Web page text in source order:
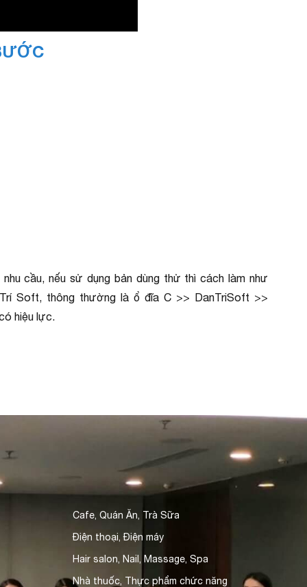
cầu, nếu sử dụng bản dùng thử thì cách làm như
Soft, thông thường là ổ đĩa C >> DanTriSoft >>
hiệu lực.
Cafe, Quán Ăn, Trà Sữa
Điện thoại, Điện máy
Hair salon, Nail, Massage, Spa
Nhà thuốc, Thực phẩm chức năng